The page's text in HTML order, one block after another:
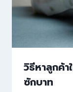
วิธีหาลูกค้
ซักบาท